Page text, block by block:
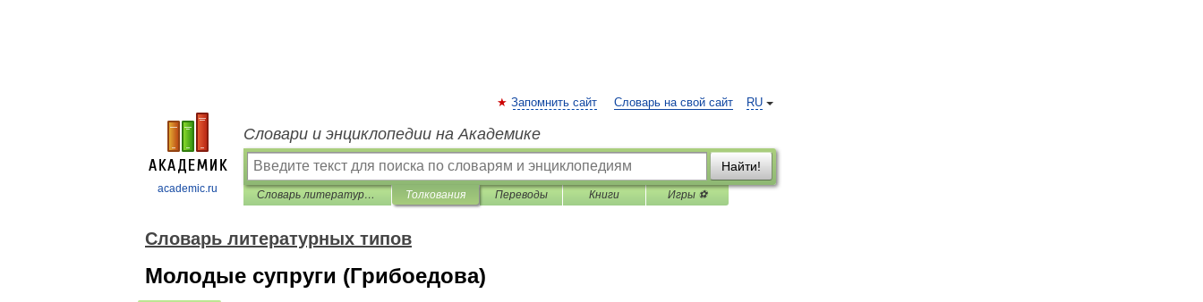
academic.ru
RU
Запомнить сайт Словарь на свой сайт
Словари и энциклопедии на Академике
Найти!
Словарь литературных типов Толкования Переводы Книги Игры ⚽
Словарь литературных типов
Молодые супруги (Грибоедова)